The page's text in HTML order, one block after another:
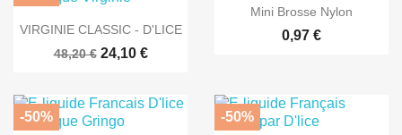
 Aperçu rapide
VIRGINIE CLASSIC - D'LICE
48,20 € 24,10 €
 Aperçu rapide
Mini Brosse Nylon
0,97 €
-50% -50%